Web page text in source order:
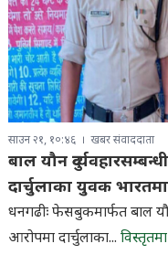
साउन २१, १०:४६ खबर संवाददाता
बाल यौन
दार्चुलाका युवक
धनगढीः फेसबुकमार्फत बाल यौन
आरोपमा दार्चुलाका... विस्तृतमा